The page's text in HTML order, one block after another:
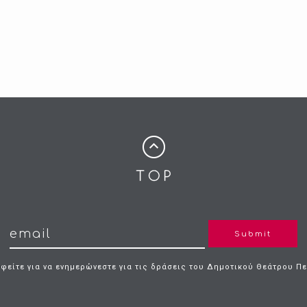
Submit
για να ενημερώνεστε για τις δράσεις του Δημοτικού Θεάτρου